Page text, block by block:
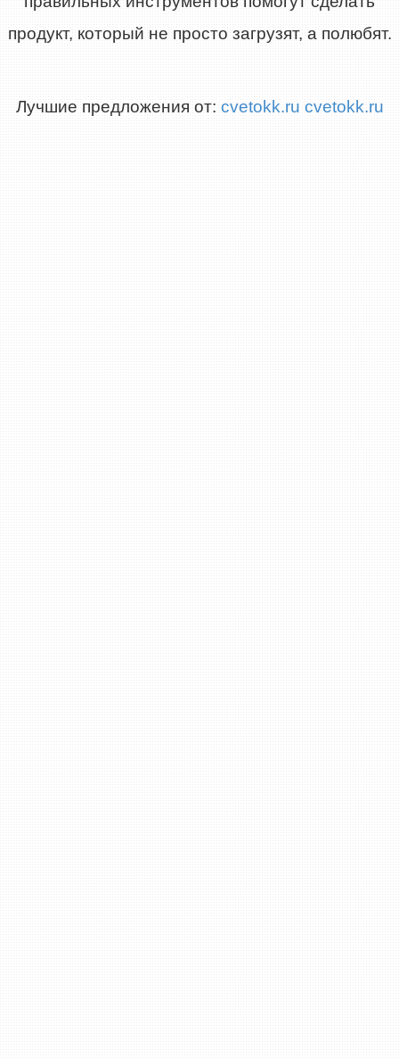
продукт, который не просто загрузят, а полюбят.
Лучшие предложения от: cvetokk.ru cvetokk.ru